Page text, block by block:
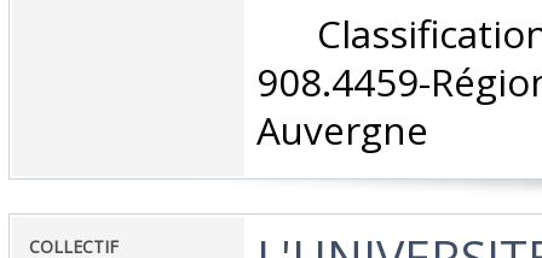
908.4459-
Auvergne‎
‎COLLECTIF‎